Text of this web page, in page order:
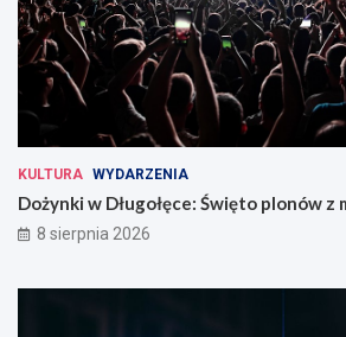
KULTURA WYDARZENIA
Dożynki w Długołęce: Święto plonów z
8 sierpnia 2026